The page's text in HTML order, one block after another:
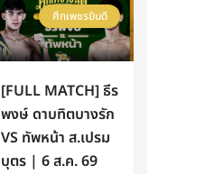
ศึกเพชรยินดี
[FULL MATCH] ธีร
พงษ์ ดาบทิตบางรัก
VS ทัพหน้า ส.เปรม
บุตร | 6 ส.ค. 69